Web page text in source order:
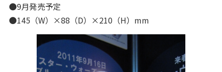
●9月発売予定
●145（W）×88（D）×210（H）mm